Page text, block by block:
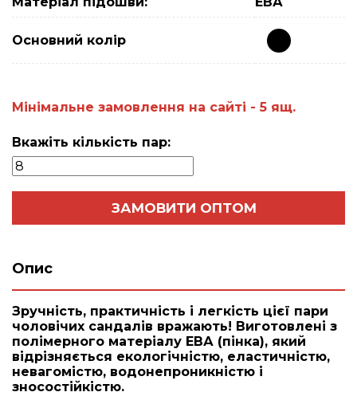
Основний колiр
Мiнiмальне замовлення на сайтi - 5 ящ.
Вкажіть кількість пар:
ЗАМОВИТИ ОПТОМ
Опис
Зручність, практичність і легкість цієї пари
чоловічих сандалів вражають! Виготовлені з
полімерного матеріалу ЕВА (пінка), який
відрізняється екологічністю, еластичністю,
невагомістю, водонепроникністю і
зносостійкістю.